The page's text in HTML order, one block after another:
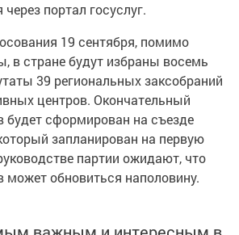
портал госуслуг.
19 сентября, помимо
в стране будут избраны восемь
39 региональных заксобраний
центров. Окончательный
будет сформирован на съезде
запланирован на первую
партии ожидают, что
может обновиться наполовину.